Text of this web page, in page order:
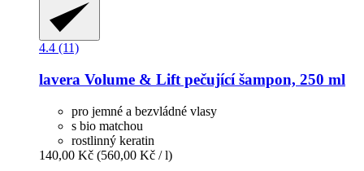
4.4 (11)
lavera Volume & Lift pečující šampon, 250 ml
pro jemné a bezvládné vlasy
s bio matchou
rostlinný keratin
140,00 Kč (560,00 Kč / l)